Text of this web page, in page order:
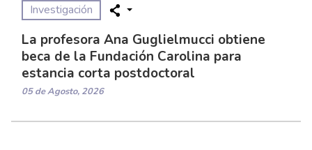
Investigación
La profesora Ana Guglielmucci obtiene
beca de la Fundación Carolina para
estancia corta postdoctoral
05 de Agosto, 2026